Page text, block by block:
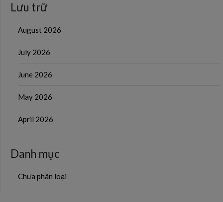
Lưu trữ
August 2026
July 2026
June 2026
May 2026
April 2026
Danh mục
Chưa phân loại